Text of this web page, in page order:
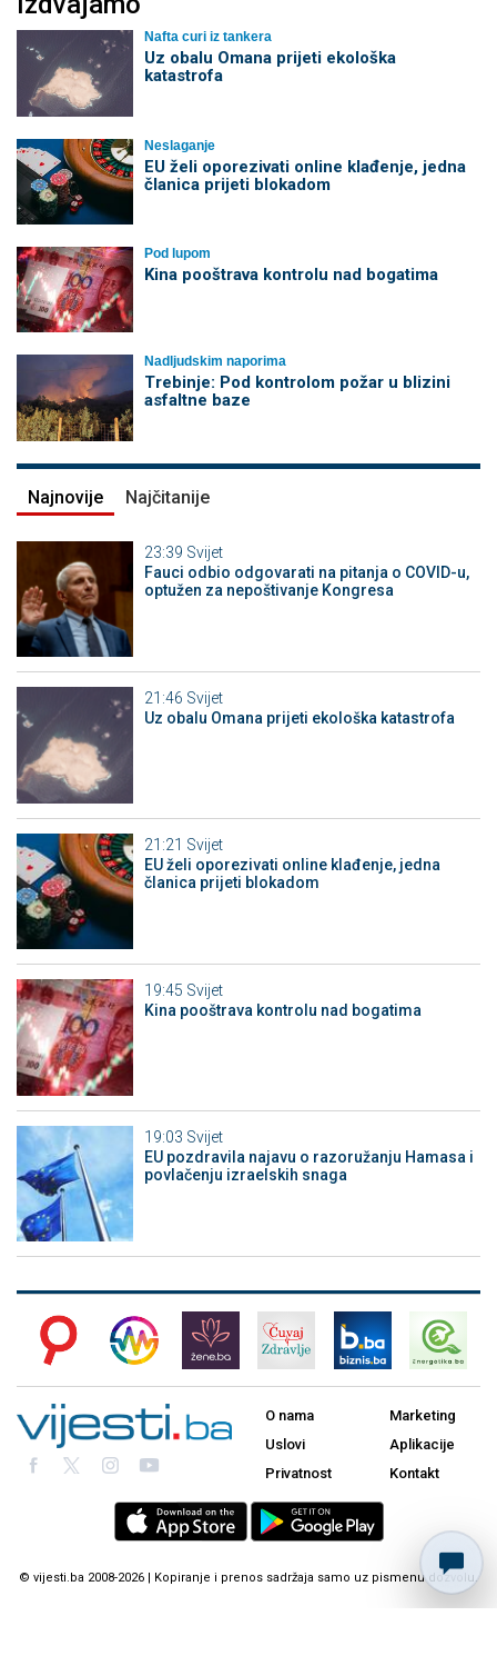
Nafta curi iz tankera
Uz obalu Omana prijeti ekološka
katastrofa
Neslaganje
EU želi oporezivati online klađenje, jedna
članica prijeti blokadom
Pod lupom
Kina pooštrava kontrolu nad bogatima
Nadljudskim naporima
Trebinje: Pod kontrolom požar u blizini
asfaltne baze
Najnovije Najčitanije
23:39 Svijet
Fauci odbio odgovarati na pitanja o COVID-u,
optužen za nepoštivanje Kongresa
21:46 Svijet
Uz obalu Omana prijeti ekološka katastrofa
21:21 Svijet
EU želi oporezivati online klađenje, jedna
članica prijeti blokadom
19:45 Svijet
Kina pooštrava kontrolu nad bogatima
19:03 Svijet
EU pozdravila najavu o razoružanju Hamasa i
povlačenju izraelskih snaga
O nama
Uslovi
Privatnost
Marketing
Aplikacije
Kontakt
© vijesti.ba 2008-2026 | Kopiranje i prenos sadržaja samo uz pismenu dozvolu.